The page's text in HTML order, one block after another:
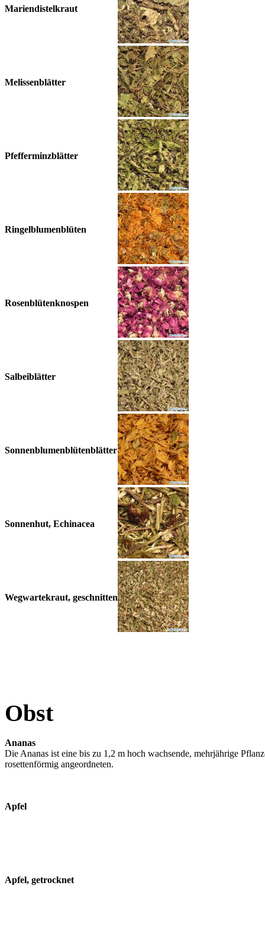
Mariendistelkraut
Melissenblätter
Pfefferminzblätter
Ringelblumenblüten
Rosenblütenknospen
Salbeiblätter
Sonnenblumenblütenblätter
Sonnenhut, Echinacea
Wegwartekraut, geschnitten
Obst
Ananas
Die Ananas ist eine bis zu 1,2 m hoch wachsende, mehrjährige
rosettenförmig angeordneten.
Apfel
Apfel, getrocknet